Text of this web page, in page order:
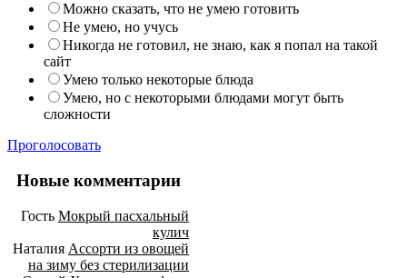
Можно сказать, что не умею готовить
Не умею, но учусь
Никогда не готовил, не знаю, как я попал на такой
сайт
Умею только некоторые блюда
Умею, но с некоторыми блюдами могут быть
сложности
Проголосовать
Новые комментарии
Гость Мокрый пасхальный
кулич
Наталия Ассорти из овощей
на зиму без стерилизации